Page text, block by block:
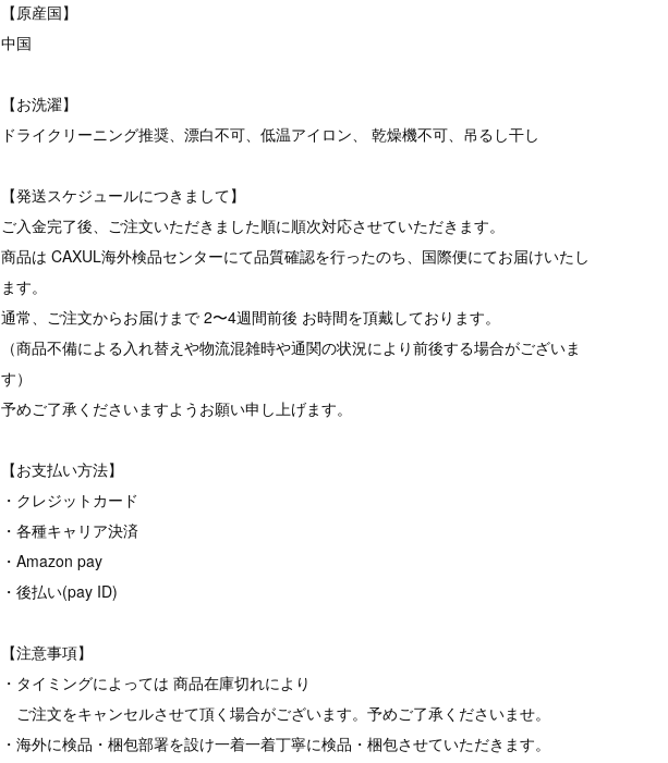
【原産国】
中国
【お洗濯】
ドライクリーニング推奨、漂白不可、低温アイロン、 乾燥機不可、吊るし干し
【発送スケジュールにつきまして】
ご入金完了後、ご注文いただきました順に順次対応させていただきます。
商品は CAXUL海外検品センターにて品質確認を行ったのち、国際便にてお届けいたし
ます。
通常、ご注文からお届けまで 2〜4週間前後 お時間を頂戴しております。
（商品不備による入れ替えや物流混雑時や通関の状況により前後する場合がございま
す）
予めご了承くださいますようお願い申し上げます。
【お支払い方法】
・クレジットカード
・各種キャリア決済
・Amazon pay
・後払い(pay ID)
【注意事項】
・タイミングによっては 商品在庫切れにより
ご注文をキャンセルさせて頂く場合がございます。予めご了承くださいませ。
・海外に検品・梱包部署を設け一着一着丁寧に検品・梱包させていただきます。